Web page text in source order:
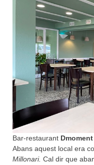
Bar-restaurant Dmoment
Abans aquest local era
Millonari. Cal dir que